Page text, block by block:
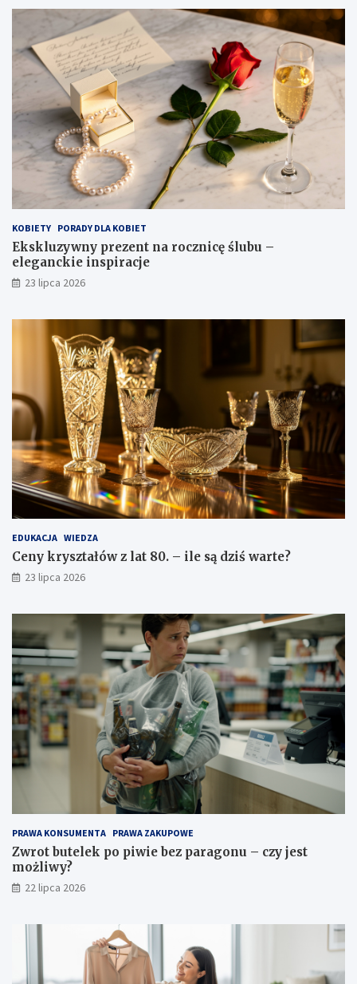
KOBIETY PORADY DLA KOBIET
Ekskluzywny prezent na rocznicę ślubu –
eleganckie inspiracje
23 lipca 2026
EDUKACJA WIEDZA
Ceny kryształów z lat 80. – ile są dziś warte?
23 lipca 2026
PRAWA KONSUMENTA PRAWA ZAKUPOWE
Zwrot butelek po piwie bez paragonu – czy jest
możliwy?
22 lipca 2026